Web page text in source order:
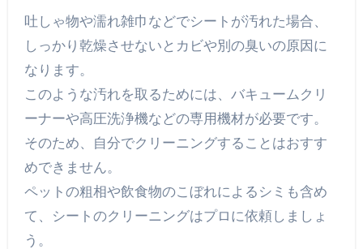
吐しゃ物や濡れ雑巾などでシートが汚れた場合、
しっかり乾燥させないとカビや別の臭いの原因に
なります。
このような汚れを取るためには、バキュームクリ
ーナーや高圧洗浄機などの専用機材が必要です。
そのため、自分でクリーニングすることはおすす
めできません。
ペットの粗相や飲食物のこぼれによるシミも含め
て、シートのクリーニングはプロに依頼しましょ
う。